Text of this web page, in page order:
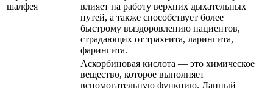
шалфея
влияет на работу верхних дыхательных
путей, а также способствует более
быстрому выздоровлению пациентов,
страдающих от трахеита, ларингита,
фарингита.
Аскорбиновая кислота — это химическое
вещество, которое выполняет
вспомогательную функцию. Данный